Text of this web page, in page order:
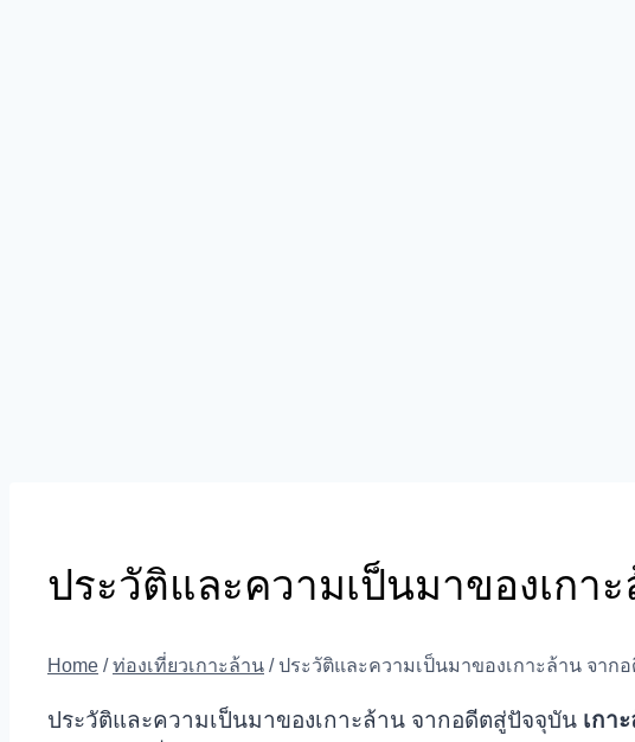
ประวัติและความเป็นมาของเกา
Home / ท่องเที่ยวเกาะล้าน / ประวัติและความเป็นมาของเกาะล้าน จาก
ประวัติและความเป็นมาของเกาะล้าน จากอดีตสู่ปัจจุบัน เกา